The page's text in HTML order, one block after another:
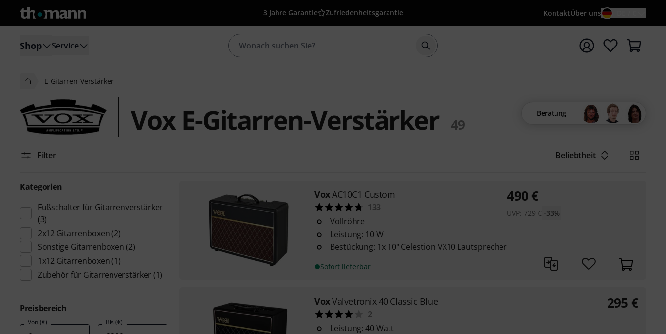
3 Jahre Garantie Zufriedenheitsgarantie KontaktÜber uns
Shop Service Suche mit Suchwort {searchTerm} starten
E-Gitarren-Verstärker
Vox E-Gitarren-Verstärker 49
Beratung
Filter Beliebtheit
Kategorien
Fußschalter für Gitarrenverstärker
(3)
2x12 Gitarrenboxen (2)
Sonstige Gitarrenboxen (2)
1x12 Gitarrenboxen (1)
Zubehör für Gitarrenverstärker (1)
Preisbereich
Von (€) Bis (€)
VoxAC10C1 Custom
133
Vollröhre
Leistung: 10 W
Bestückung: 1x 10" Celestion VX10 Lautsprecher
Sofort lieferbar
490€
UVP: 729 € -33%
VoxValvetronix 40 Classic Blue
2
Leistung: 40 Watt
295 €